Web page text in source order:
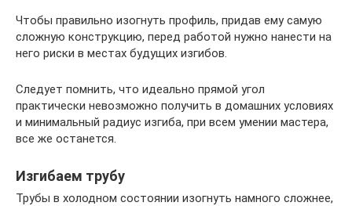
Чтобы правильно изогнуть профиль, придав ему самую
сложную конструкцию, перед работой нужно нанести на
него риски в местах будущих изгибов.
Следует помнить, что идеально прямой угол
практически невозможно получить в домашних условиях
и минимальный радиус изгиба, при всем умении мастера,
все же останется.
Изгибаем трубу
Трубы в холодном состоянии изогнуть намного сложнее,